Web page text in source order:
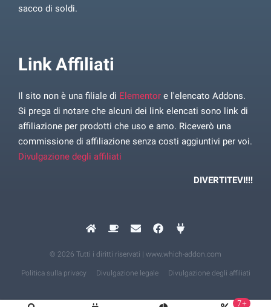
sacco di soldi.
Link Affiliati
Il sito non è una filiale di Elementor e l'elencato Addons.
Si prega di notare che alcuni dei link elencati sono link di
affiliazione per prodotti che uso e amo. Riceverò una
commissione di affiliazione senza costi aggiuntivi per voi.
Divulgazione degli affiliati
DIVERTITEVI!!!
© 2026 Tutti i diritti riservati | www.which-addon.com
Politica sulla privacy Divulgazione legale Divulgazione degli affiliati
7+